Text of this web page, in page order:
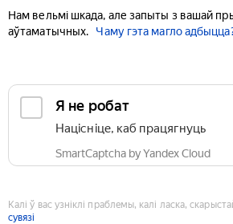
Нам вельмі шкада, але запыты з вашай
аўтаматычных.
Чаму гэта магло
Я не робат
Націсніце, каб працягнуць
SmartCaptcha by Yandex Cloud
Калі ў вас узніклі праблемы, калі ласка,
сувязі